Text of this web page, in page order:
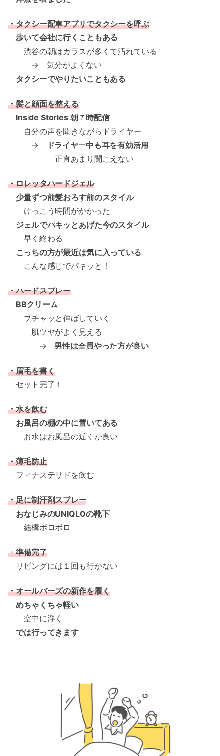
・タクシー配車アプリでタクシーを呼ぶ
歩いて会社に行くこともある
渋谷の朝はカラスが多くて汚れている
→ 気分がよくない
タクシーでやりたいこともある
・髪と顔面を整える
Inside Stories 朝７時配信
自分の声を聞きながらドライヤー
→
ドライヤー中も耳を有効活用
正直あまり聞こえない
・ロレッタハードジェル
少量ずつ前髪おろす前のスタイル
けっこう時間がかかった
ジェルでパキッとあげた今のスタイル
早く終わる
こっちの方が最近は気に入っている
こんな感じでパキッと！
・ハードスプレー
BBクリーム
ブチャッと伸ばしていく
肌ツヤがよく見える
→ 男性は全員やった方が良い
・眉毛を書く
セット完了！
・水を飲む
お風呂の棚の中に置いてある
お水はお風呂の近くが良い
・薄毛防止
フィナステリドを飲む
・足に制汗剤スプレー
おなじみのUNIQLOの靴下
結構ボロボロ
・準備完了
リビングには１回も行かない
・オールバーズの新作を履く
めちゃくちゃ軽い
空中に浮く
では行ってきます